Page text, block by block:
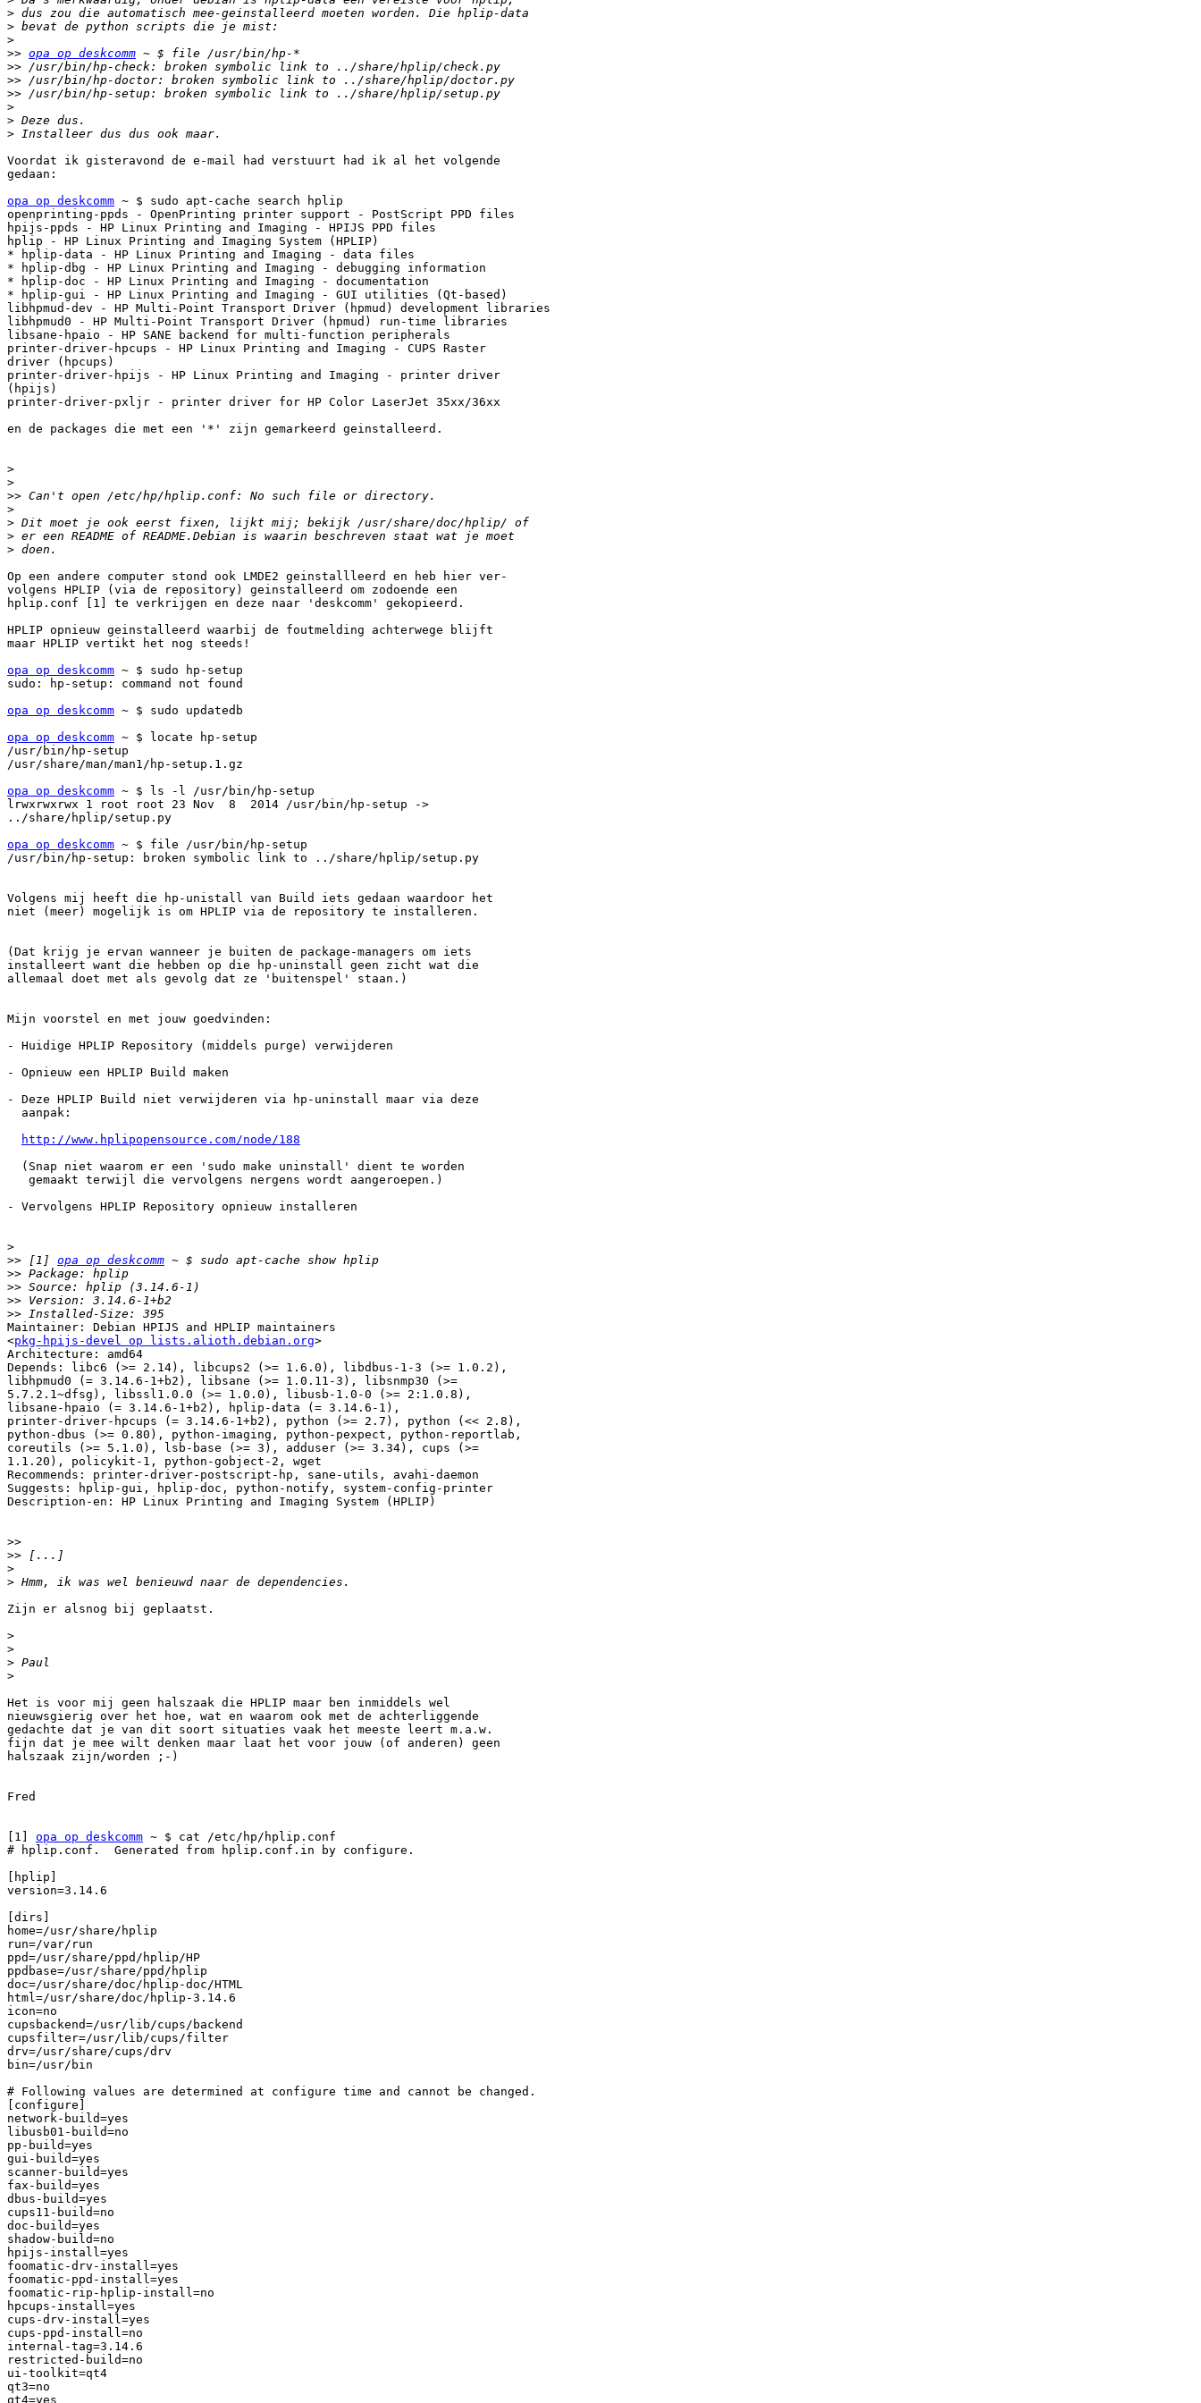
>
>
>
>> opa op deskcomm
>>
>>
>>
>
>
>
Voordat ik gisteravond de e-mail had verstuurt had ik al het volgende
gedaan:
opa op deskcomm ~ $ sudo apt-cache search hplip
openprinting-ppds - OpenPrinting printer support - PostScript PPD files
hpijs-ppds - HP Linux Printing and Imaging - HPIJS PPD files
hplip - HP Linux Printing and Imaging System (HPLIP)
* hplip-data - HP Linux Printing and Imaging - data files
* hplip-dbg - HP Linux Printing and Imaging - debugging information
* hplip-doc - HP Linux Printing and Imaging - documentation
* hplip-gui - HP Linux Printing and Imaging - GUI utilities (Qt-based)
libhpmud-dev - HP Multi-Point Transport Driver (hpmud) development libraries
libhpmud0 - HP Multi-Point Transport Driver (hpmud) run-time libraries
libsane-hpaio - HP SANE backend for multi-function peripherals
printer-driver-hpcups - HP Linux Printing and Imaging - CUPS Raster
driver (hpcups)
printer-driver-hpijs - HP Linux Printing and Imaging - printer driver
(hpijs)
printer-driver-pxljr - printer driver for HP Color LaserJet 35xx/36xx
en de packages die met een '*' zijn gemarkeerd geinstalleerd.
>
>
>>
>
>
>
>
Op een andere computer stond ook LMDE2 geinstallleerd en heb hier ver-
volgens HPLIP (via de repository) geinstalleerd om zodoende een
hplip.conf [1] te verkrijgen en deze naar 'deskcomm' gekopieerd.
HPLIP opnieuw geinstalleerd waarbij de foutmelding achterwege blijft
maar HPLIP vertikt het nog steeds!
opa op deskcomm ~ $ sudo hp-setup
sudo: hp-setup: command not found
opa op deskcomm ~ $ sudo updatedb
opa op deskcomm ~ $ locate hp-setup
/usr/bin/hp-setup
/usr/share/man/man1/hp-setup.1.gz
opa op deskcomm ~ $ ls -l /usr/bin/hp-setup
lrwxrwxrwx 1 root root 23 Nov  8  2014 /usr/bin/hp-setup ->
../share/hplip/setup.py
opa op deskcomm ~ $ file /usr/bin/hp-setup
/usr/bin/hp-setup: broken symbolic link to ../share/hplip/setup.py
Volgens mij heeft die hp-unistall van Build iets gedaan waardoor het
niet (meer) mogelijk is om HPLIP via de repository te installeren.
(Dat krijg je ervan wanneer je buiten de package-managers om iets
installeert want die hebben op die hp-uninstall geen zicht wat die
allemaal doet met als gevolg dat ze 'buitenspel' staan.)
Mijn voorstel en met jouw goedvinden:
- Huidige HPLIP Repository (middels purge) verwijderen
- Opnieuw een HPLIP Build maken
- Deze HPLIP Build niet verwijderen via hp-uninstall maar via deze
http://www.hplipopensource.com/node/188
- Vervolgens HPLIP Repository opnieuw installeren
>
>> [1] opa op deskcomm
>>
>>
>>
>>
Maintainer: Debian HPIJS and HPLIP maintainers
<pkg-hpijs-devel op lists.alioth.debian.org>
Architecture: amd64
Depends: libc6 (>= 2.14), libcups2 (>= 1.6.0), libdbus-1-3 (>= 1.0.2),
libhpmud0 (= 3.14.6-1+b2), libsane (>= 1.0.11-3), libsnmp30 (>=
5.7.2.1~dfsg), libssl1.0.0 (>= 1.0.0), libusb-1.0-0 (>= 2:1.0.8),
libsane-hpaio (= 3.14.6-1+b2), hplip-data (= 3.14.6-1),
printer-driver-hpcups (= 3.14.6-1+b2), python (>= 2.7), python (<< 2.8),
python-dbus (>= 0.80), python-imaging, python-pexpect, python-reportlab,
coreutils (>= 5.1.0), lsb-base (>= 3), adduser (>= 3.34), cups (>=
1.1.20), policykit-1, python-gobject-2, wget
Recommends: printer-driver-postscript-hp, sane-utils, avahi-daemon
Suggests: hplip-gui, hplip-doc, python-notify, system-config-printer
Description-en: HP Linux Printing and Imaging System (HPLIP)
>>
>>
>
>
Zijn er alsnog bij geplaatst.
>
>
>
>
Het is voor mij geen halszaak die HPLIP maar ben inmiddels wel
nieuwsgierig over het hoe, wat en waarom ook met de achterliggende
gedachte dat je van dit soort situaties vaak het meeste leert m.a.w.
fijn dat je mee wilt denken maar laat het voor jouw (of anderen) geen
halszaak zijn/worden ;-)
Fred
[1] opa op deskcomm ~ $ cat /etc/hp/hplip.conf
# hplip.conf.  Generated from hplip.conf.in by configure.
[hplip]
version=3.14.6
[dirs]
home=/usr/share/hplip
run=/var/run
ppd=/usr/share/ppd/hplip/HP
ppdbase=/usr/share/ppd/hplip
doc=/usr/share/doc/hplip-doc/HTML
html=/usr/share/doc/hplip-3.14.6
icon=no
cupsbackend=/usr/lib/cups/backend
cupsfilter=/usr/lib/cups/filter
drv=/usr/share/cups/drv
bin=/usr/bin
# Following values are determined at configure time and cannot be changed.
[configure]
network-build=yes
libusb01-build=no
pp-build=yes
gui-build=yes
scanner-build=yes
fax-build=yes
dbus-build=yes
cups11-build=no
doc-build=yes
shadow-build=no
hpijs-install=yes
foomatic-drv-install=yes
foomatic-ppd-install=yes
foomatic-rip-hplip-install=no
hpcups-install=yes
cups-drv-install=yes
cups-ppd-install=no
internal-tag=3.14.6
restricted-build=no
ui-toolkit=qt4
qt3=no
qt4=yes